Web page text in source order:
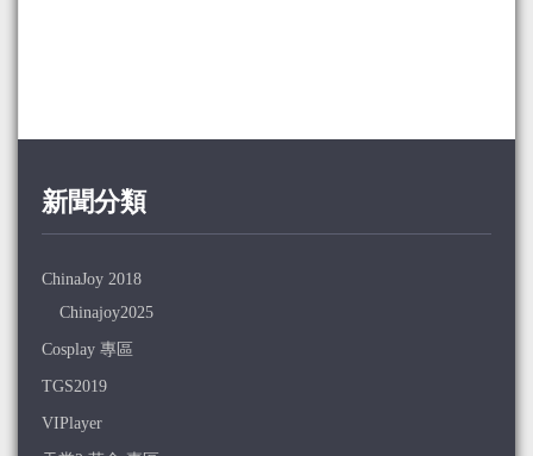
新聞分類
ChinaJoy 2018
Chinajoy2025
Cosplay 專區
TGS2019
VIPlayer